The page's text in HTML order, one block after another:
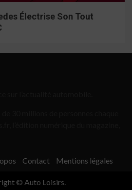
Électrise Son Tout
Contact Mentions légales
© Auto Loisirs.